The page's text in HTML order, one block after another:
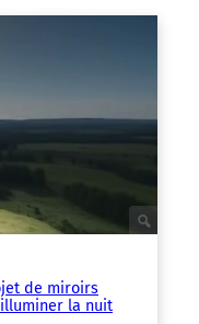
de miroirs
la nuit